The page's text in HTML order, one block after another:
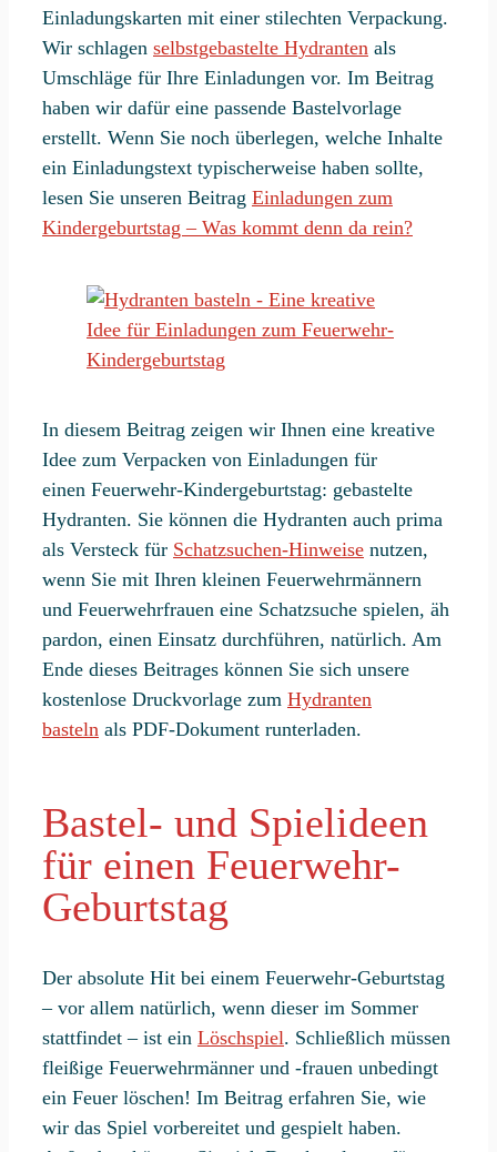
Einladungskarten mit einer stilechten Verpackung.
Wir schlagen selbstgebastelte Hydranten als
Umschläge für Ihre Einladungen vor. Im Beitrag
haben wir dafür eine passende Bastelvorlage
erstellt. Wenn Sie noch überlegen, welche Inhalte
ein Einladungstext typischerweise haben sollte,
lesen Sie unseren Beitrag Einladungen zum
Kindergeburtstag – Was kommt denn da rein?
In diesem Beitrag zeigen wir Ihnen eine kreative
Idee zum Verpacken von Einladungen für
einen Feuerwehr-Kindergeburtstag: gebastelte
Hydranten. Sie können die Hydranten auch prima
als Versteck für Schatzsuchen-Hinweise nutzen,
wenn Sie mit Ihren kleinen Feuerwehrmännern
und Feuerwehrfrauen eine Schatzsuche spielen, äh
pardon, einen Einsatz durchführen, natürlich. Am
Ende dieses Beitrages können Sie sich unsere
kostenlose Druckvorlage zum Hydranten
basteln als PDF-Dokument runterladen.
Bastel- und Spielideen
für einen Feuerwehr-
Geburtstag
Der absolute Hit bei einem Feuerwehr-Geburtstag
– vor allem natürlich, wenn dieser im Sommer
stattfindet – ist ein Löschspiel. Schließlich müssen
fleißige Feuerwehrmänner und -frauen unbedingt
ein Feuer löschen! Im Beitrag erfahren Sie, wie
wir das Spiel vorbereitet und gespielt haben.